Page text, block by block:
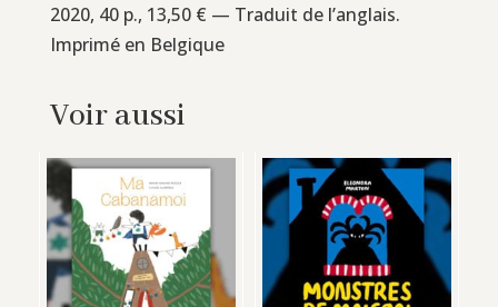
2020, 40 p., 13,50 € — Traduit de l’anglais.
Imprimé en Belgique
Voir aussi